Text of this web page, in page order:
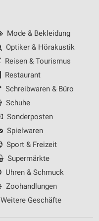
Mode & Bekleidung
Optiker & Hörakustik
Reisen & Tourismus
Restaurant
Schreibwaren & Büro
Schuhe
Sonderposten
Spielwaren
Sport & Freizeit
Supermärkte
Uhren & Schmuck
Zoohandlungen
Weitere Geschäfte